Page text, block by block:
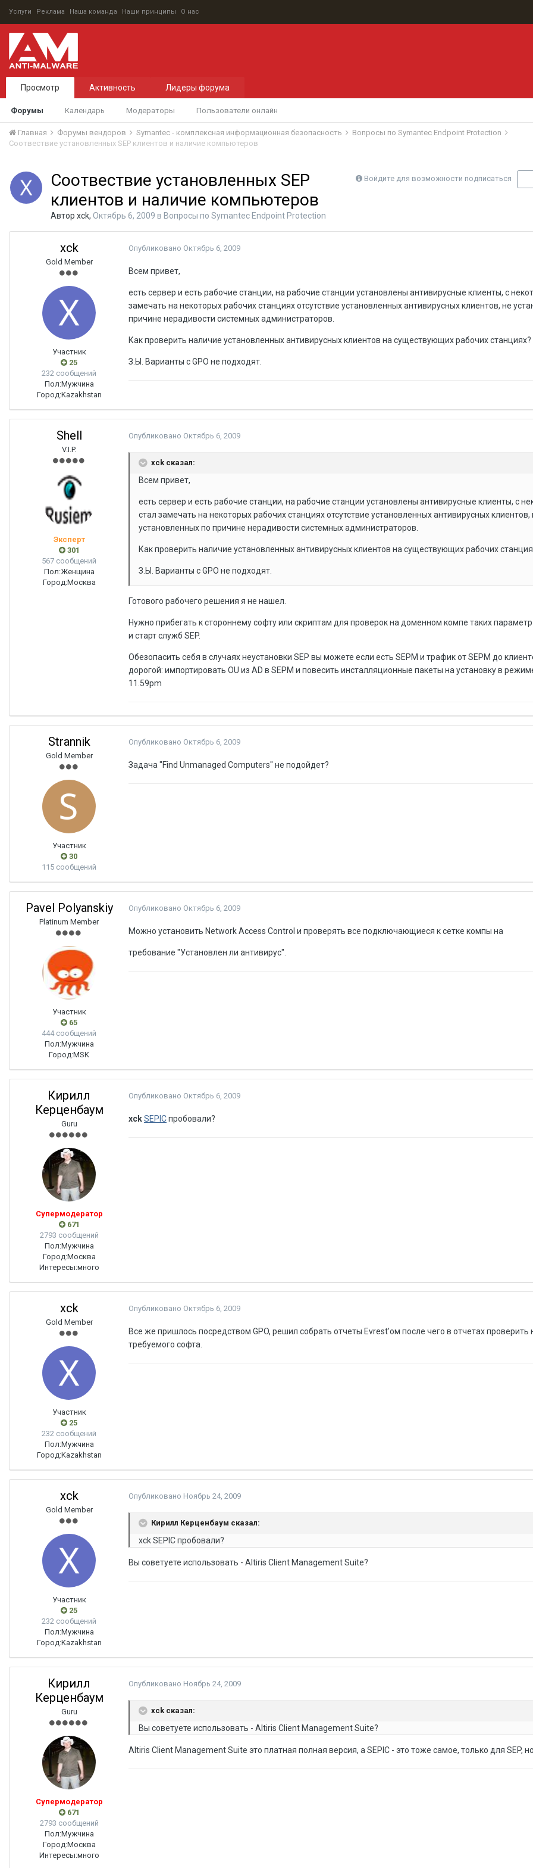
Услуги Реклама Наша команда Наши принципы О нас
Просмотр
Форумы Календарь Модераторы Пользователи онлайн
Активность Лидеры форума
Главная Форумы вендоров Symantec - комплексная информационная безопасность
Вопросы по Symantec Endpoint Protection
Соотвествие установленных SEP клиентов и наличие компьютеров
Войдите для возможности подписаться
Соотвествие установленных SEP
клиентов и наличие компьютеров
Автор xck, Октябрь 6, 2009 в Вопросы по Symantec Endpoint Protection
xck
Gold Member
Участник
25
232 сообщений
Пол:Мужчина
Город:Kazakhstan
Опубликовано Октябрь 6, 2009
Всем привет,
есть сервер и есть рабочие станции, на рабочие станции установлены антивирусные клиенты, с
замечать на некоторых рабочих станциях отсутствие установленных антивирусных клиентов, не
причине нерадивости системных администраторов.
Как проверить наличие установленных антивирусных клиентов на существующих рабочих станциях?
З.Ы. Варианты с GPO не подходят.
Shell
V.I.P.
Эксперт
301
567 сообщений
Пол:Женщина
Город:Москва
Опубликовано Октябрь 6, 2009
xck сказал:
Всем привет,
есть сервер и есть рабочие станции, на рабочие станции установлены антивирусные клиенты, с
стал замечать на некоторых рабочих станциях отсутствие установленных антивирусных клиентов,
установленных по причине нерадивости системных администраторов.
Как проверить наличие установленных антивирусных клиентов на существующих рабочих
З.Ы. Варианты с GPO не подходят.
Готового рабочего решения я не нашел.
Нужно прибегать к стороннему софту или скриптам для проверок на доменном компе таких
и старт служб SEP.
Обезопасить себя в случаях неустановки SEP вы можете если есть SEPM и трафик от SEPM до
дорогой: импортировать OU из AD в SEPM и повесить инсталляционные пакеты на установку в
11.59pm
Strannik
Gold Member
Участник
30
115 сообщений
Опубликовано Октябрь 6, 2009
Задача "Find Unmanaged Computers" не подойдет?
Pavel Polyanskiy
Platinum Member
Участник
65
444 сообщений
Пол:Мужчина
Город:MSK
Опубликовано Октябрь 6, 2009
Можно установить Network Access Control и проверять все подключающиеся к сетке компы на
требование "Установлен ли антивирус".
Кирилл
Керценбаум
Guru
Супермодератор
671
2793 сообщений
Пол:Мужчина
Город:Москва
Интересы:много
Опубликовано Октябрь 6, 2009
xckSEPICпробовали?
xck
Gold Member
Участник
25
232 сообщений
Пол:Мужчина
Город:Kazakhstan
Опубликовано Октябрь 6, 2009
Все же пришлось посредством GPO, решил собрать отчеты Evrest'ом после чего в отчетах проверить
требуемого софта.
xck
Gold Member
Участник
25
232 сообщений
Пол:Мужчина
Город:Kazakhstan
Опубликовано Ноябрь 24, 2009
Кирилл Керценбаум сказал:
xck SEPIC пробовали?
Вы советуете использовать - Altiris Client Management Suite?
Кирилл
Керценбаум
Guru
Супермодератор
671
2793 сообщений
Пол:Мужчина
Город:Москва
Интересы:много
Опубликовано Ноябрь 24, 2009
xck сказал:
Вы советуете использовать - Altiris Client Management Suite?
Altiris Client Management Suite это платная полная версия, а SEPIC - это тоже самое, только для SEP,